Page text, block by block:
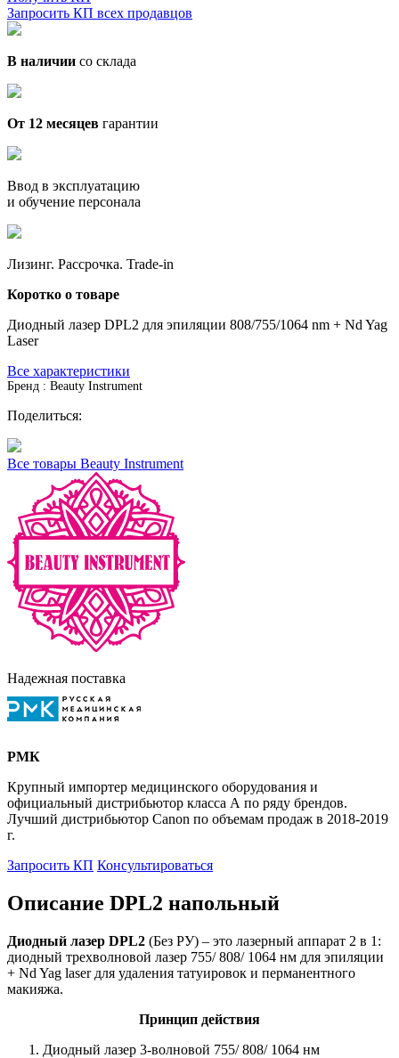
Запросить КП всех продавцов
В наличии со склада
От 12 месяцев гарантии
Ввод в эксплуатацию
и обучение персонала
Лизинг. Рассрочка. Trade-in
Коротко о товаре
Диодный лазер DPL2 для эпиляции 808/755/1064 nm + Nd Yag
Laser
Все характеристики
Бренд : Beauty Instrument
Поделиться:
Все товары Beauty Instrument
Надежная поставка
РМК
Крупный импортер медицинского оборудования и
официальный дистрибьютор класса А по ряду брендов.
Лучший дистрибьютор Canon по объемам продаж в 2018-2019
г.
Запросить КП Консультироваться
Описание DPL2 напольный
Диодный лазер DPL2 (Без РУ) – это лазерный аппарат 2 в 1:
диодный трехволновой лазер 755/ 808/ 1064 нм для эпиляции
+ Nd Yag laser для удаления татуировок и перманентного
макияжа.
Принцип действия
Диодный лазер 3-волновой 755/ 808/ 1064 нм